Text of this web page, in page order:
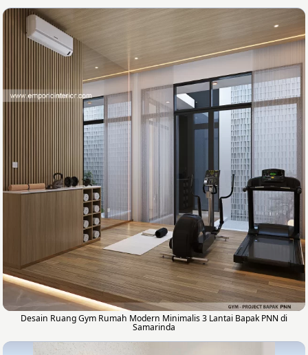
Desain Ruang Gym Rumah Modern Minimalis 3 Lantai Bapak PNN di
Samarinda